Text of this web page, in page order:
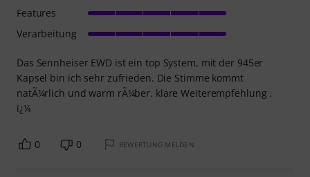
Das Sennheiser EWD ist ein top System, mit der 945er
Kapsel bin ich sehr zufrieden. Die Stimme kommt
natÃ¼rlich und warm rÃ¼ber. klare Weiterempfehlung .
ï¿¼
Features
Verarbeitung
0 0 BEWERTUNG MELDEN